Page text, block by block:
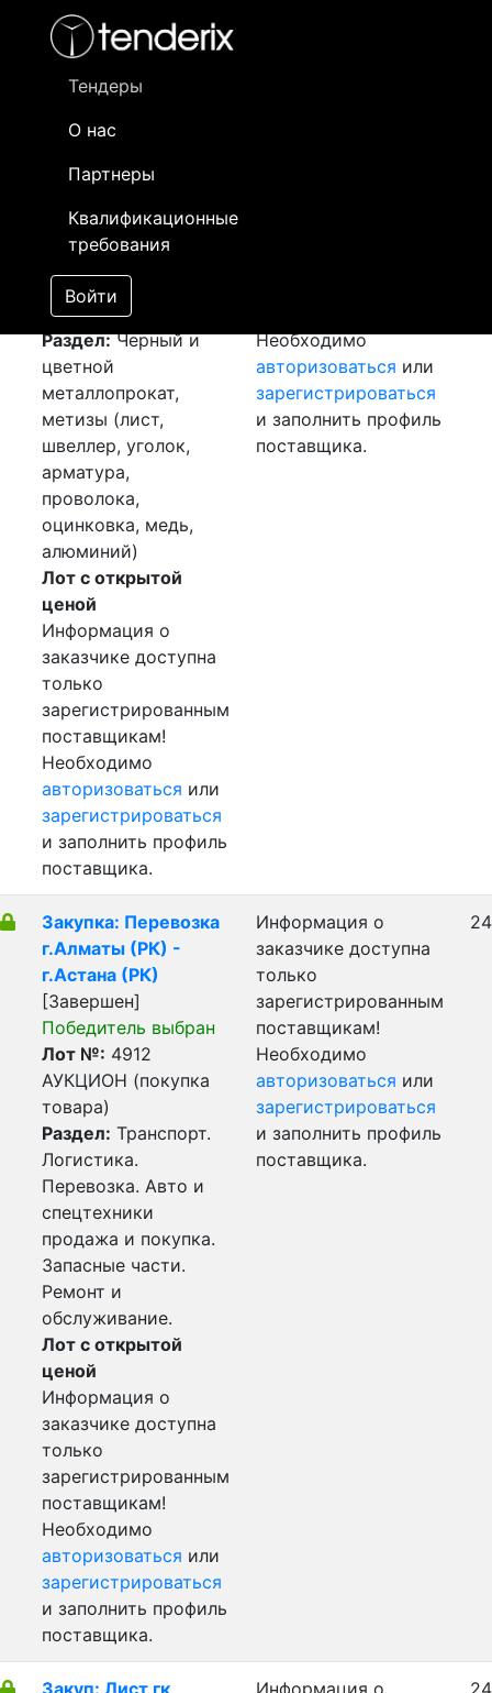
Тендеры
О нас
Партнеры
Квалификационные
требования
Войти
- активный лот
- сохраненный лот (не опубликован)
Закуп: Лист гк
[Завершен]
Лот №:
АУКЦИОН (покупка
товара)
Раздел:Черный и
цветной
металлопрокат,
метизы (лист,
швеллер, уголок,
арматура,
проволока,
оцинковка, медь,
алюминий)
Лот с открытой
ценой
Информация о
заказчике доступна
только
зарегистрированным
поставщикам!
Необходимо
авторизоваться или
зарегистрироваться
и заполнить профиль
поставщика.
Необходимо
авторизоваться или
зарегистрироваться
и заполнить профиль
поставщика.
Закупка: Перевозка
г.Алматы (РК) -
г.Астана (РК)
[Завершен]
Победитель выбран
Лот №: 4912
АУКЦИОН (покупка
товара)
Раздел: Транспорт.
Логистика.
Перевозка. Авто и
спецтехники
продажа и покупка.
Запасные части.
Ремонт и
обслуживание.
Лот с открытой
ценой
Информация о
заказчике доступна
только
зарегистрированным
поставщикам!
Необходимо
авторизоваться или
зарегистрироваться
и заполнить профиль
поставщика.
Информация о
заказчике доступна
только
зарегистрированным
поставщикам!
Необходимо
авторизоваться или
зарегистрироваться
и заполнить профиль
поставщика.
Закуп: Лист гк
Информация о